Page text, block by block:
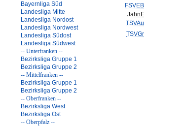
Bayernliga Süd
Landesliga Mitte
Landesliga Nordost
Landesliga Nordwest
Landesliga Südost
Landesliga Südwest
-- Unterfranken --
Bezirksliga Gruppe 1
Bezirksliga Gruppe 2
-- Mittelfranken --
Bezirksliga Gruppe 1
Bezirksliga Gruppe 2
-- Oberfranken --
Bezirksliga West
Bezirksliga Ost
-- Oberpfalz --
FSVEB
JahnF
TSVAu
TSVGr